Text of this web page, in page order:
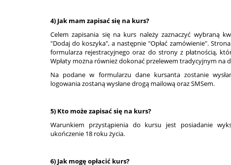
4) Jak mam zapisać się na kurs?
Celem zapisania się na kurs należy zaznaczyć wybraną
"Dodaj do koszyka", a następnie "Opłać zamówienie".
formularza rejestracyjnego oraz do strony z płatnością,
Wpłaty można również dokonać przelewem tradycyjnym na
Na podane w formularzu dane kursanta zostanie
logowania zostaną wysłane drogą mailową oraz SMSem.
5) Kto może zapisać się na kurs?
Warunkiem przystąpienia do kursu jest posiadanie
ukończenie 18 roku życia.
6) Jak mogę opłacić kurs?